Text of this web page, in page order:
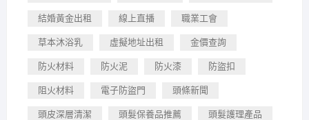
結婚黃金出租 線上直播 職業工會
草本沐浴乳 虛擬地址出租 金價查詢
防火材料 防火泥 防火漆 防盜扣
阻火材料 電子防盜門 頭條新聞
頭皮深層清潔 頭髮保養品推薦 頭髮護理產品